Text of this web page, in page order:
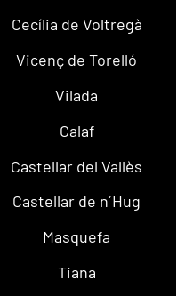
Cecília de Voltregà
Vicenç de Torelló
Vilada
Calaf
Castellar del Vallès
Castellar de n´Hug
Masquefa
Tiana